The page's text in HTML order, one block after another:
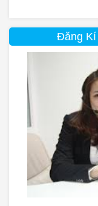
Đăng Kí